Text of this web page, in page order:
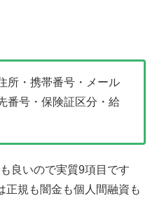
所・携帯番号・メール
番号・保険証区分・給
良いので実質9項目です
正規も闇金も個人間融資も